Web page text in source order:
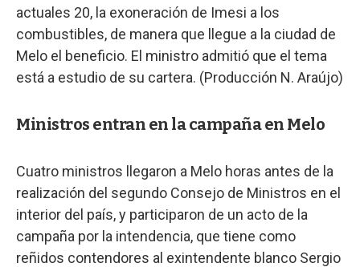
actuales 20, la exoneración de Imesi a los
combustibles, de manera que llegue a la ciudad de
Melo el beneficio. El ministro admitió que el tema
está a estudio de su cartera. (Producción N. Araújo)
Ministros entran en la campaña en Melo
Cuatro ministros llegaron a Melo horas antes de la
realización del segundo Consejo de Ministros en el
interior del país, y participaron de un acto de la
campaña por la intendencia, que tiene como
reñidos contendores al exintendente blanco Sergio